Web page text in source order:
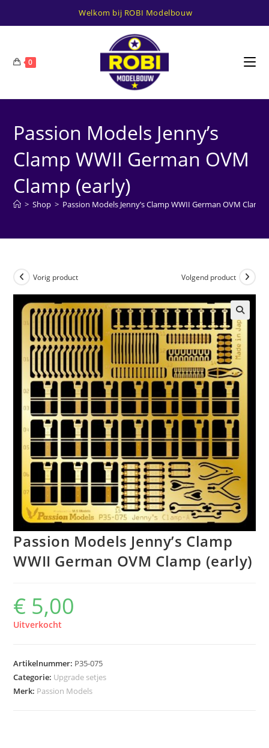
Welkom bij ROBI Modelbouw
0
Passion Models Jenny’s
Clamp WWII German OVM
Clamp (early)
> Shop > Passion Models Jenny’s Clamp WWII German OVM Clamp
Vorig product Volgend product
Passion Models Jenny’s Clamp
WWII German OVM Clamp (early)
€ 5,00
Uitverkocht
Artikelnummer: P35-075
Categorie: Upgrade setjes
Merk: Passion Models